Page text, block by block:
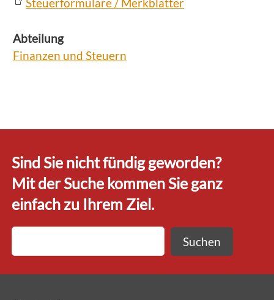
Steuerformulare / Merkblätter
Abteilung
Finanzen und Steuern
Sind Sie nicht fündig geworden?
Mit der Suche kommen Sie ganz
einfach zu Ihrem Ziel.
Suchen